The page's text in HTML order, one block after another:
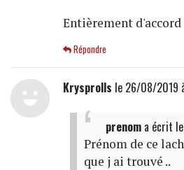
Entièrement d'accord
Répondre
Krysprolls le 26/08/2019
prenoma écrit
Prénom de ce
que j ai trouvé ..